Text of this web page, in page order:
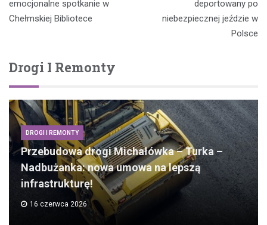
wpisu
emocjonalne spotkanie w
Chełmskiej Bibliotece
deportowany po
niebezpiecznej jeździe w
Polsce
Drogi I Remonty
DROGI I REMONTY
Przebudowa drogi Michałówka – Turka –
Nadbużanka: nowa umowa na lepszą
infrastrukturę!
16 czerwca 2026